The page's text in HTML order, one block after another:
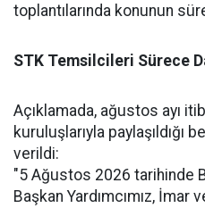
toplantılarında konunun
STK Temsilcileri Sürece
Açıklamada, ağustos ayı
kuruluşlarıyla paylaşıldığı
verildi:
"5 Ağustos 2026 tarihinde
Başkan Yardımcımız, İmar